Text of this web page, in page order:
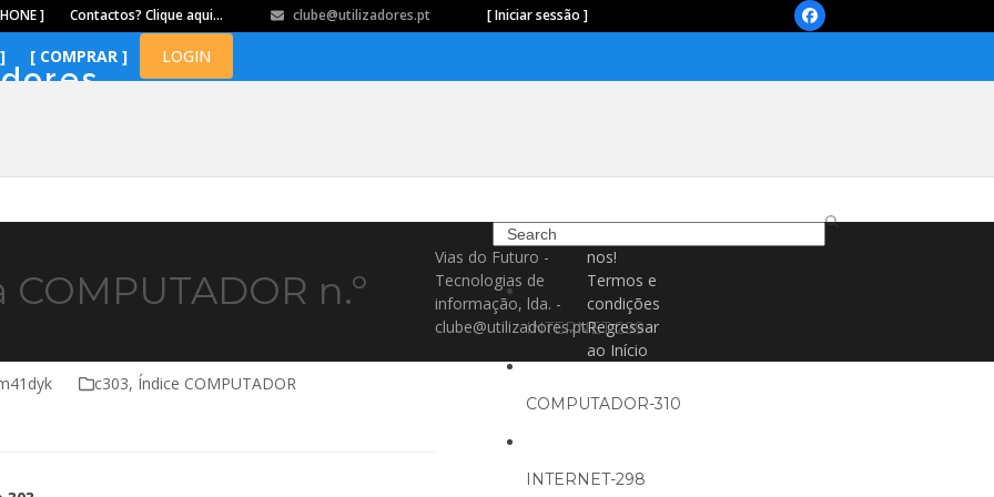
] Contactos? Clique aqui… clube@utilizadores.pt [ Iniciar sessão ] Facebook
[ COMPRAR ] LOGIN
n.º
c303, Índice COMPUTADOR
Search
INTERNET-299
COMPUTADOR-310
INTERNET-298
Vias do Futuro -
Tecnologias de
informação, lda. -
clube@utilizadores.pt
nos!
Termos e
condições
Regressar
ao Início